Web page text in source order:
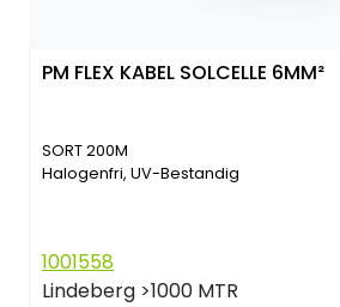
PM FLEX KABEL SOLCELLE 6MM²
SORT 200M
Halogenfri, UV-Bestandig
1001558
Lindeberg >1000 MTR